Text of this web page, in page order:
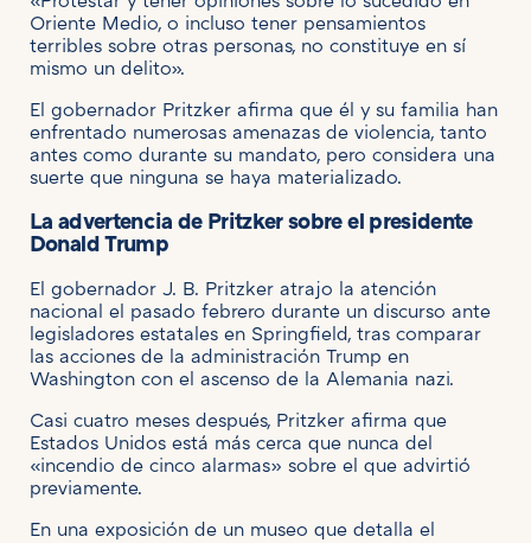
Oriente Medio, o incluso tener pensamientos
terribles sobre otras personas, no constituye en sí
mismo un delito».
El gobernador Pritzker afirma que él y su familia han
enfrentado numerosas amenazas de violencia, tanto
antes como durante su mandato, pero considera una
suerte que ninguna se haya materializado.
La advertencia de Pritzker sobre el presidente
Donald Trump
El gobernador J. B. Pritzker atrajo la atención
nacional el pasado febrero durante un discurso ante
legisladores estatales en Springfield, tras comparar
las acciones de la administración Trump en
Washington con el ascenso de la Alemania nazi.
Casi cuatro meses después, Pritzker afirma que
Estados Unidos está más cerca que nunca del
«incendio de cinco alarmas» sobre el que advirtió
previamente.
En una exposición de un museo que detalla el